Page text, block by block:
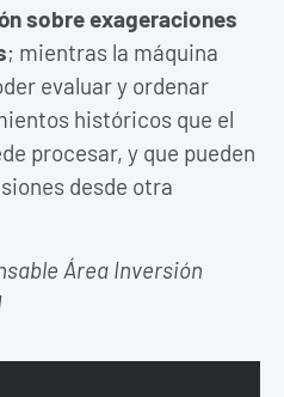
sobre exageraciones
; mientras la máquina
evaluar y ordenar
históricos que el
procesar, y que pueden
desde otra
Área Inversión